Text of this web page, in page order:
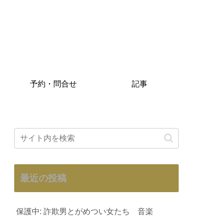
予約・問合せ 記事
最近の投稿
保護中: 詐欺男とがめつい女たち 音楽